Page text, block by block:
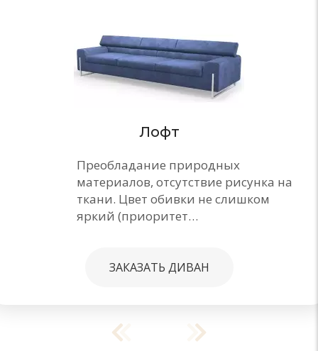
Лофт
Преобладание природных
материалов, отсутствие рисунка на
ткани. Цвет обивки не слишком
яркий (приоритет…
ЗАКАЗАТЬ ДИВАН